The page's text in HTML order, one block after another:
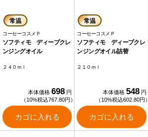
常温
コーセーコスメＰ
ソフティモ ディープクレ
ンジングオイル
２４０ｍｌ
本体価格 698 円
（10%税込767.80円）
カゴに入れる
常温
コーセーコスメＰ
ソフティモ ディープクレ
ンジングオイル詰替
２１０ｍｌ
本体価格 548 円
（10%税込602.80円）
カゴに入れる